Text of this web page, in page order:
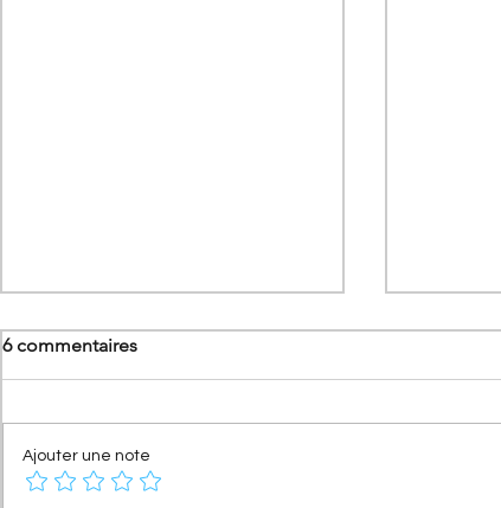
6 commentaires
Ajouter une note